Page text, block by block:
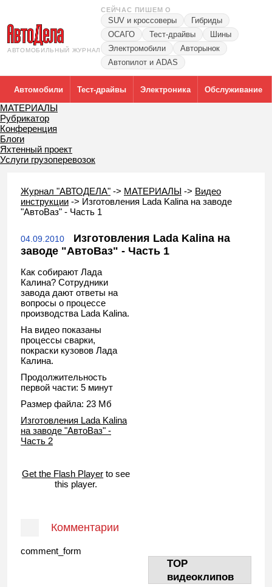
АВТОМОБИЛЬНЫЙ ЖУРНАЛ
СЕЙЧАС ПИШЕМ О
SUV и кроссоверы
Гибриды
ОСАГО
Тест-драйвы
Шины
Электромобили
Авторынок
Автопилот и ADAS
Автомобили Тест-драйвы Электроника Обслуживание
МАТЕРИАЛЫ
Рубрикатор
Конференция
Блоги
Яхтенный проект
Услуги грузоперевозок
Журнал "АВТОДЕЛА" -> МАТЕРИАЛЫ -> Видео
инструкции -> Изготовления Lada Kalina на заводе
"АвтоВаз" - Часть 1
04.09.2010
Изготовления Lada Kalina на
заводе "АвтоВаз" - Часть 1
Как собирают Лада
Калина? Сотрудники
завода дают ответы на
вопросы о процессе
производства Lada Kalina.
На видео показаны
процессы сварки,
покраски кузовов Лада
Калина.
Продолжительность
первой части: 5 минут
Размер файла: 23 Мб
Изготовления Lada Kalina
на заводе "АвтоВаз" -
Часть 2
Get the Flash Player to see
this player.
Комментарии
comment_form
TOP
видеоклипов